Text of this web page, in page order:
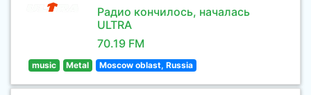
Радио кончилось, началась
ULTRA
70.19 FM
music Metal Moscow oblast, Russia